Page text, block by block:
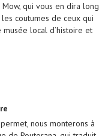
qui vous en dira long
coutumes de ceux qui
local d’histoire et
nous monterons à